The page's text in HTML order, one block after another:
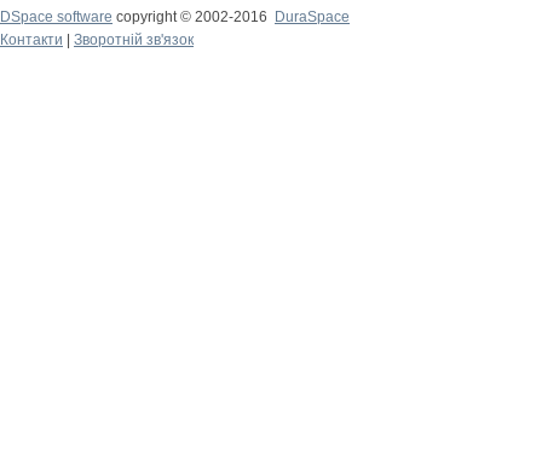
DSpace software copyright © 2002-2016
DuraSpace
Контакти
Зворотній зв'язок